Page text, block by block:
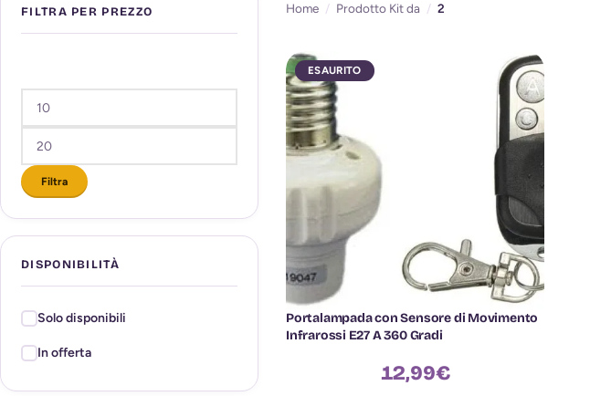
FILTRA PER PREZZO
Filtra
DISPONIBILITÀ
Solo disponibili
In offerta
Home / Prodotto Kit da / 2
ESAURITO
Portalampada con Sensore di Movimento
Infrarossi E27 A 360 Gradi
12,99€